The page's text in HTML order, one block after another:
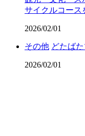
サイクルコース
2026/02/01
その他 どたば
2026/02/01